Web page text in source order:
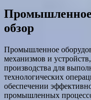
Промышленное
обзор
Промышленное
механизмов и
производства для
технологических
обеспечении
промышленных